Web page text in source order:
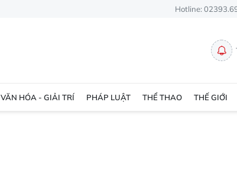
Hotline:
VĂN HÓA - GIẢI TRÍ PHÁP LUẬT THỂ THAO THẾ GIỚI